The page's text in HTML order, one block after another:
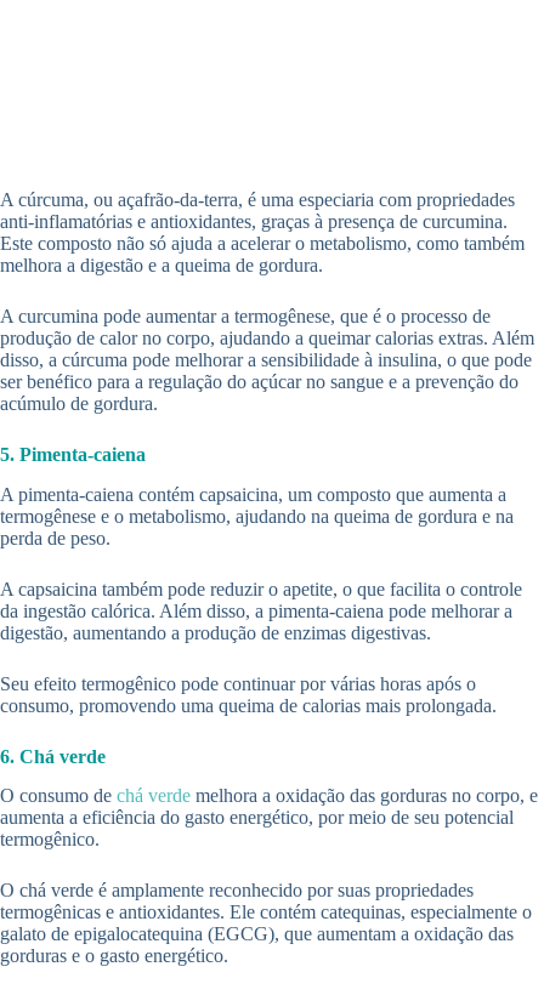
A cúrcuma, ou açafrão-da-terra, é uma especiaria com propriedades
anti-inflamatórias e antioxidantes, graças à presença de curcumina.
Este composto não só ajuda a acelerar o metabolismo, como também
melhora a digestão e a queima de gordura.
A curcumina pode aumentar a termogênese, que é o processo de
produção de calor no corpo, ajudando a queimar calorias extras. Além
disso, a cúrcuma pode melhorar a sensibilidade à insulina, o que pode
ser benéfico para a regulação do açúcar no sangue e a prevenção do
acúmulo de gordura.
5. Pimenta-caiena
A pimenta-caiena contém capsaicina, um composto que aumenta a
termogênese e o metabolismo, ajudando na queima de gordura e na
perda de peso.
A capsaicina também pode reduzir o apetite, o que facilita o controle
da ingestão calórica. Além disso, a pimenta-caiena pode melhorar a
digestão, aumentando a produção de enzimas digestivas.
Seu efeito termogênico pode continuar por várias horas após o
consumo, promovendo uma queima de calorias mais prolongada.
6. Chá verde
O consumo de chá verde melhora a oxidação das gorduras no corpo, e
aumenta a eficiência do gasto energético, por meio de seu potencial
termogênico.
O chá verde é amplamente reconhecido por suas propriedades
termogênicas e antioxidantes. Ele contém catequinas, especialmente o
galato de epigalocatequina (EGCG), que aumentam a oxidação das
gorduras e o gasto energético.